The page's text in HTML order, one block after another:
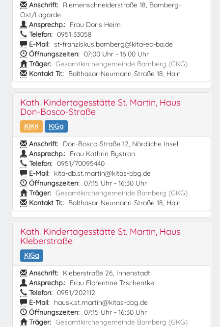
Anschrift: Riemenschneiderstraße 18, Bamberg-
Ost/Lagarde
Ansprechp.: Frau Doris Heim
Telefon: 0951 33058
E-Mail: st-franziskus.bamberg@kita-eo-ba.de
Öffnungszeiten: 07:00 Uhr - 16:00 Uhr
Träger: Gesamtkirchengemeinde Bamberg (GKG)
Kontakt Tr.: Balthasar-Neumann-Straße 18, Hain
Kath. Kindertagesstätte St. Martin, Haus
Don-Bosco-Straße
KiKri
KiGa
Anschrift: Don-Bosco-Straße 12, Nördliche Insel
Ansprechp.: Frau Kathrin Bystron
Telefon: 0951/70095440
E-Mail: kita-db.st.martin@kitas-bbg.de
Öffnungszeiten: 07:15 Uhr - 16:30 Uhr
Träger: Gesamtkirchengemeinde Bamberg (GKG)
Kontakt Tr.: Balthasar-Neumann-Straße 18, Hain
Kath. Kindertagesstätte St. Martin, Haus
Kleberstraße
KiGa
Anschrift: Kleberstraße 26, Innenstadt
Ansprechp.: Frau Florentine Tzschentke
Telefon: 0951/202112
E-Mail: hausk.st.martin@kitas-bbg.de
Öffnungszeiten: 07:15 Uhr - 16:30 Uhr
Träger: Gesamtkirchengemeinde Bamberg (GKG)